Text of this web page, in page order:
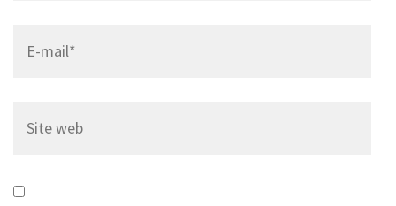
web